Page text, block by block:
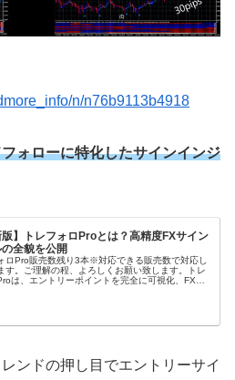
n/n76b9113b4918
ォローに特化したサインインジ
版】トレフォロProとは？高精度FXサイン
全貌を公開
ロPro販売数残り3本※対応できる販売数で対応し
す。ご理解の程、よろしくお願い致します。トレ
は、エントリーポイントを完全に可視化、FX初
ンドの押し目でエントリーサイ